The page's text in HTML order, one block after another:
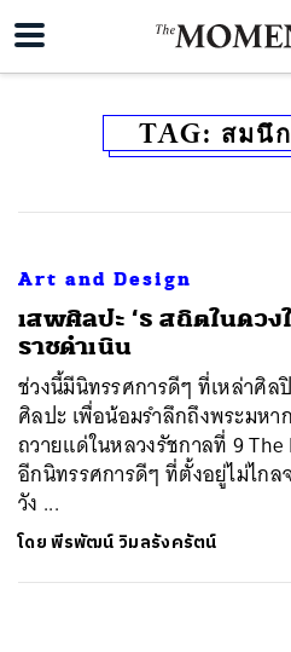
TAG: สมนึ
Art and Design
เสพศิลปะ ‘ธ สถิตในดว
ราชดำเนิน
ช่วงนี้มีนิทรรศการดีๆ ที่เหล่าศิล
ศิลปะ เพื่อน้อมรำลึกถึงพระมหา
ถวายแด่ในหลวงรัชกาลที่ 9
อีกนิทรรศการดีๆ ที่ตั้งอยู่ไม่ไก
วัง ...
โดยพีรพัฒน์ วิมลรังครัตน์
SHARE TWEET